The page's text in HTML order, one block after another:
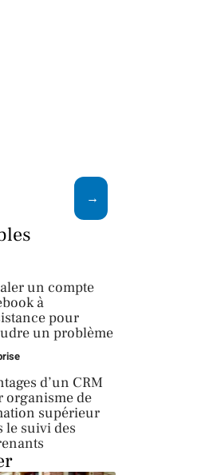
un compte
à
pour
un problème
d’un CRM
organisme de
supérieur
le suivi des